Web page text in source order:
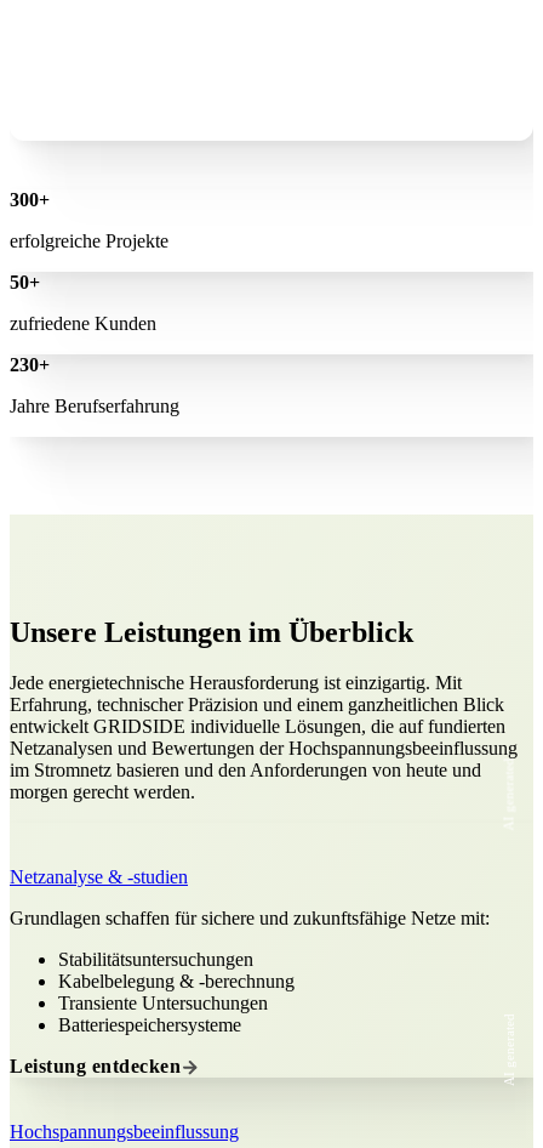
300+
erfolgreiche Projekte
50+
zufriedene Kunden
230+
Jahre Berufserfahrung
Unsere Leistungen im Überblick
Jede energietechnische Herausforderung ist einzigartig. Mit
Erfahrung, technischer Präzision und einem ganzheitlichen Blick
entwickelt GRIDSIDE individuelle Lösungen, die auf fundierten
Netzanalysen und Bewertungen der Hochspannungsbeeinflussung
im Stromnetz basieren und den Anforderungen von heute und
morgen gerecht werden.
Netzanalyse & -studien
Grundlagen schaffen für sichere und zukunftsfähige Netze mit:
Stabilitätsuntersuchungen
Kabelbelegung & -berechnung
Transiente Untersuchungen
Batteriespeichersysteme
Leistung entdecken
AI generated
Hochspannungsbeeinflussung